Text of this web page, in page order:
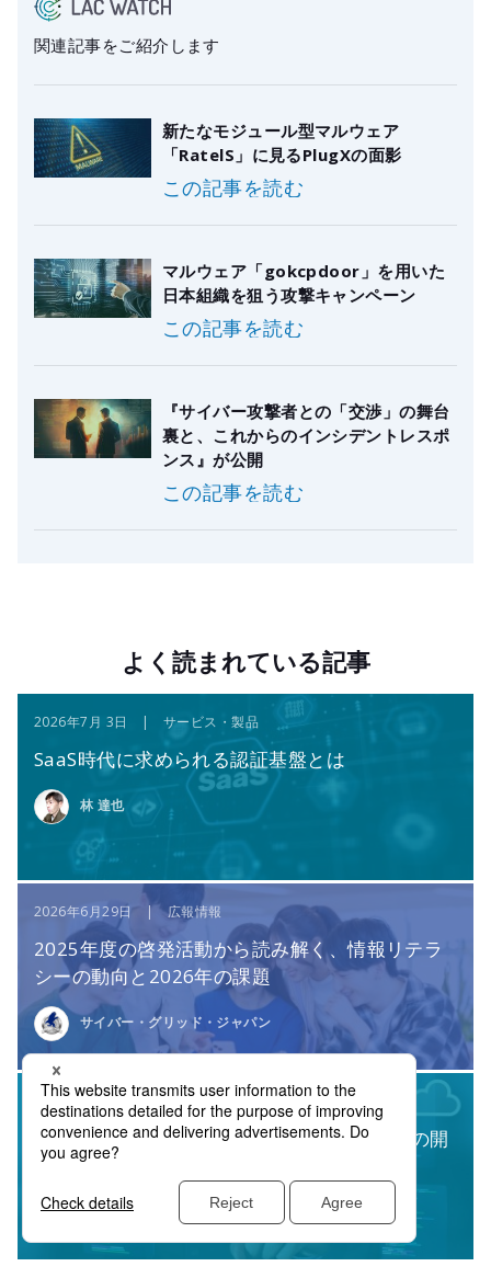
関連記事をご紹介します
新たなモジュール型マルウェア
「RatelS」に見るPlugXの面影
この記事を読む
マルウェア「gokcpdoor」を用いた
日本組織を狙う攻撃キャンペーン
この記事を読む
『サイバー攻撃者との「交渉」の舞台
裏と、これからのインシデントレスポ
ンス』が公開
この記事を読む
よく読まれている記事
2026年7月 3日 | サービス・製品
SaaS時代に求められる認証基盤とは
林 達也
2026年6月29日 | 広報情報
2025年度の啓発活動から読み解く、情報リテラ
シーの動向と2026年の課題
サイバー・グリッド・ジャパン
2026年7月10日 | サービス・製品
SnykとClaude Securityから考える、AI時代の開
発とセキュリティ
鈴木 真人